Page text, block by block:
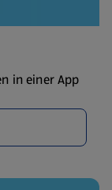
in einer App